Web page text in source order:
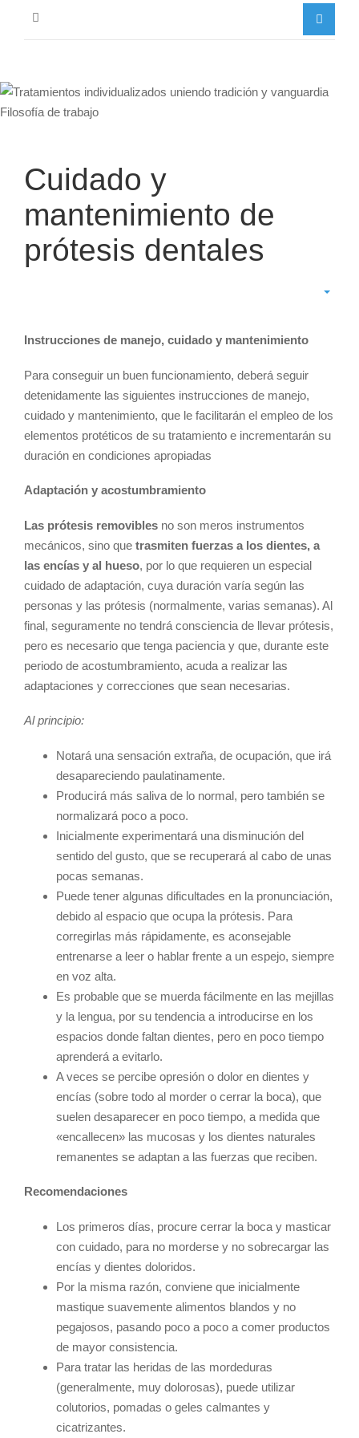
Cuidado y
mantenimiento de
prótesis dentales
Instrucciones de manejo, cuidado y mantenimiento
Para conseguir un buen funcionamiento, deberá seguir
detenidamente las siguientes instrucciones de manejo,
cuidado y mantenimiento, que le facilitarán el empleo de los
elementos protéticos de su tratamiento e incrementarán su
duración en condiciones apropiadas
Adaptación y acostumbramiento
Las prótesis removibles no son meros instrumentos
mecánicos, sino que trasmiten fuerzas a los dientes, a
las encías y al hueso, por lo que requieren un especial
cuidado de adaptación, cuya duración varía según las
personas y las prótesis (normalmente, varias semanas). Al
final, seguramente no tendrá consciencia de llevar prótesis,
pero es necesario que tenga paciencia y que, durante este
periodo de acostumbramiento, acuda a realizar las
adaptaciones y correcciones que sean necesarias.
Al principio:
Notará una sensación extraña, de ocupación, que irá
desapareciendo paulatinamente.
Producirá más saliva de lo normal, pero también se
normalizará poco a poco.
Inicialmente experimentará una disminución del
sentido del gusto, que se recuperará al cabo de unas
pocas semanas.
Puede tener algunas dificultades en la pronunciación,
debido al espacio que ocupa la prótesis. Para
corregirlas más rápidamente, es aconsejable
entrenarse a leer o hablar frente a un espejo, siempre
en voz alta.
Es probable que se muerda fácilmente en las mejillas
y la lengua, por su tendencia a introducirse en los
espacios donde faltan dientes, pero en poco tiempo
aprenderá a evitarlo.
A veces se percibe opresión o dolor en dientes y
encías (sobre todo al morder o cerrar la boca), que
suelen desaparecer en poco tiempo, a medida que
«encallecen» las mucosas y los dientes naturales
remanentes se adaptan a las fuerzas que reciben.
Recomendaciones
Los primeros días, procure cerrar la boca y masticar
con cuidado, para no morderse y no sobrecargar las
encías y dientes doloridos.
Por la misma razón, conviene que inicialmente
mastique suavemente alimentos blandos y no
pegajosos, pasando poco a poco a comer productos
de mayor consistencia.
Para tratar las heridas de las mordeduras
(generalmente, muy dolorosas), puede utilizar
colutorios, pomadas o geles calmantes y
cicatrizantes.